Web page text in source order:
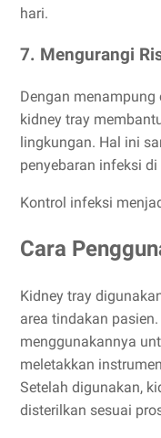
hari.
7. Mengurangi
Dengan
kidney tray
lingkungan. Hal ini
penyebaran infeksi
Kontrol infeksi
Cara
Kidney tray
area tindakan
menggunakannya
meletakkan
Setelah digunakan,
disterilkan sesuai